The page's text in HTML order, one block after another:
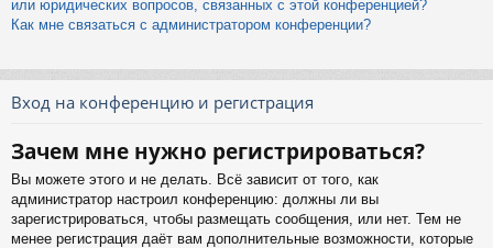
или юридических вопросов, связанных с этой конференцией?
Как мне связаться с администратором конференции?
Вход на конференцию и регистрация
Зачем мне нужно регистрироваться?
Вы можете этого и не делать. Всё зависит от того, как
администратор настроил конференцию: должны ли вы
зарегистрироваться, чтобы размещать сообщения, или нет. Тем не
менее регистрация даёт вам дополнительные возможности, которые